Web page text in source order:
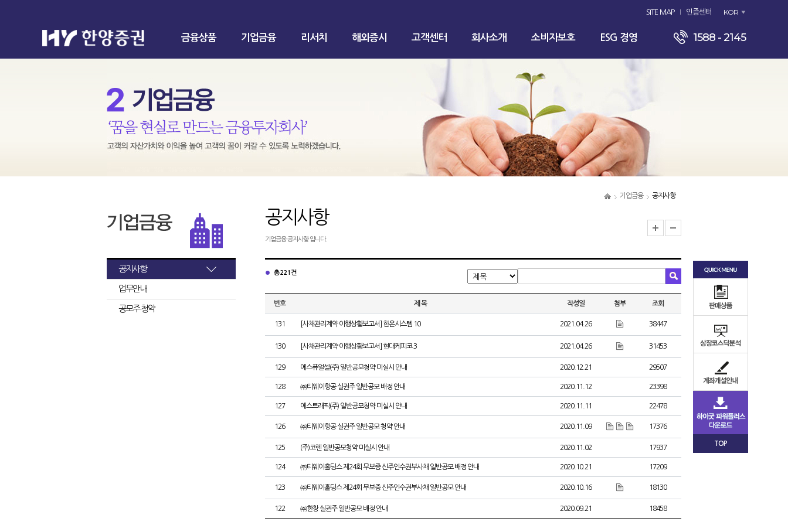
SITE MAP 인증센터 KOR
금융상품 기업금융 리서치 해외증시 고객센터 회사소개 소비자보호 ESG 경영 1588 - 2145
기업금융 공지사항
공지사항
업무안내
공모주 청약
공지사항
기업금융 공지사항 입니다.
총 221건
번호 제 목 작성일 첨부 조회
131 [사채관리계약 이행상황보고서] 한온시스템 10 2021.04.26 38447
130 [사채관리계약 이행상황보고서] 현대케피코 3 2021.04.26 31453
129 에스퓨얼셀(주) 일반공모청약 미실시 안내 2020.12.21 29507
128 ㈜티웨이항공 실권주 일반공모 배정 안내 2020.11.12 23398
127 에스트래픽(주) 일반공모청약 미실시 안내 2020.11.11 22478
126 ㈜티웨이항공 실권주 일반공모 청약 안내 2020.11.09 17376
125 (주)코렌 일반공모청약 미실시 안내 2020.11.02 17937
124 ㈜티웨이홀딩스 제24회 무보증 신주인수권부사채 일반공모 배정 안내 2020.10.21 17209
123 ㈜티웨이홀딩스 제24회 무보증 신주인수권부사채 일반공모 안내 2020.10.16 18130
122 ㈜한창 실권주 일반공모 배정 안내 2020.09.21 18458
TOP